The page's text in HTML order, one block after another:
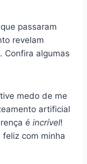
passaram
revelam
Confira algumas
medo de me
artificial
é incrível!
com minha